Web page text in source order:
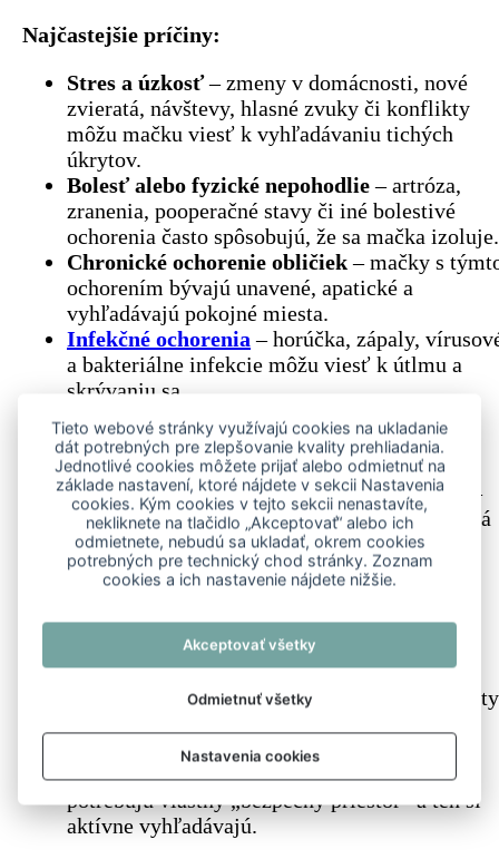
Najčastejšie príčiny:
Stres a úzkosť– zmeny v domácnosti, nové
zvieratá, návštevy, hlasné zvuky či konflikty
môžu mačku viesť k vyhľadávaniu tichých
úkrytov.
Bolesť alebo fyzické nepohodlie– artróza,
zranenia, pooperačné stavy či iné bolestivé
ochorenia často spôsobujú, že sa mačka izoluje.
Chronické ochorenie obličiek– mačky s
ochorením bývajú unavené, apatické a
vyhľadávajú pokojné miesta.
Infekčné ochorenia – horúčka, zápaly,
a bakteriálne infekcie môžu viesť k útlmu a
skrývaniu sa.
Nádorové ochorenia – pri chronickej bolesti
alebo slabosti sa mačky často stiahnu do
ústrania.
Príprava na pôrod (u gravidných mačiek)
–
tesne pred pôrodom si mačka prirodzene hľadá
bezpečné, tiché a chránené miesto, kde môže
rodiť.
Strach alebo trauma– negatívne skúsenosti,
nevhodná manipulácia či náhle podnety môžu
vyvolať potrebu úkrytu.
Zmeny v prostredí– presťahovanie,
rekonštrukcia, nové pachy alebo nové predmety
Nedostatok bezpečných úkrytov
mačky sa skrývajú jednoducho preto, že
potrebujú vlastný „bezpečný priestor“ a ten si
aktívne vyhľadávajú.
Tieto webové stránky využívajú cookies na ukladanie
dát potrebných pre zlepšovanie kvality prehliadania.
Jednotlivé cookies môžete prijať alebo odmietnuť na
základe nastavení, ktoré nájdete v sekcii Nastavenia
cookies. Kým cookies v tejto sekcii nenastavíte,
nekliknete na tlačidlo „Akceptovať“ alebo ich
odmietnete, nebudú sa ukladať, okrem cookies
potrebných pre technický chod stránky. Zoznam
cookies a ich nastavenie nájdete nižšie.
Akceptovať všetky
Odmietnuť všetky
Nastavenia cookies